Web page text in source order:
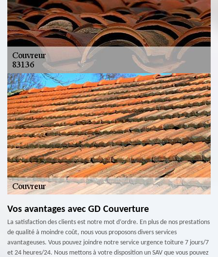
Vos avantages avec GD Couverture
La satisfaction des clients est notre mot d’ordre. En plus de nos prestations
de qualité à moindre coût, nous vous proposons divers services
avantageuses. Vous pouvez joindre notre service urgence toiture 7 jours/7
et 24 heures/24. Nous mettons à votre disposition un SAV que vous pouvez